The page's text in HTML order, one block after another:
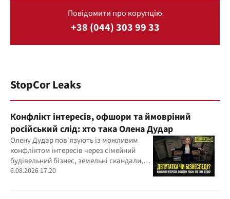
Повідомити про корупцію
+38 (044) 303 99 33
StopCor Leaks
Конфлікт інтересів, офшори та ймовріний
російський слід: хто така Олена Дудар
Олену Дудар пов'язують із можливим
конфліктом інтересів через сімейний
будівельний бізнес, земельні скандали,
судові справи
6.08.2026 17:20